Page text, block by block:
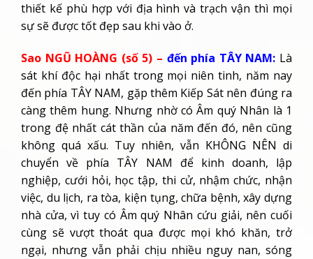
thiết kế phù hợp với địa hình và trạch vận thì mọi
sự sẽ được tốt đẹp sau khi vào ở.
Sao NGŨ HOÀNG (số 5) – đến phía TÂY NAM: Là
sát khí độc hại nhất trong mọi niên tinh, năm nay
đến phía TÂY NAM, gặp thêm Kiếp Sát nên đúng ra
càng thêm hung. Nhưng nhờ có Âm quý Nhân là 1
trong đệ nhất cát thần của năm đến đó, nên cũng
không quá xấu. Tuy nhiên, vẫn KHÔNG NÊN di
chuyển về phía TÂY NAM để kinh doanh, lập
nghiệp, cưới hỏi, học tập, thi cử, nhậm chức, nhận
việc, du lịch, ra tòa, kiện tụng, chữa bệnh, xây dựng
nhà cửa, vì tuy có Âm quý Nhân cứu giải, nên cuối
cùng sẽ vượt thoát qua được mọi khó khăn, trở
ngại, nhưng vẫn phải chịu nhiều nguy nan, sóng